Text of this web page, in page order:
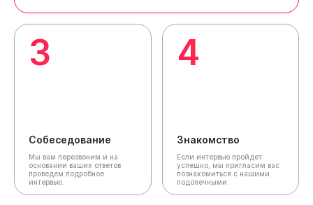
3
Собеседование
Мы вам перезвоним и на
основании ваших ответов
проведем подробное
интервью.
4
Знакомство
Если интервью пройдет
успешно, мы пригласим вас
познакомиться с нашими
подопечными.